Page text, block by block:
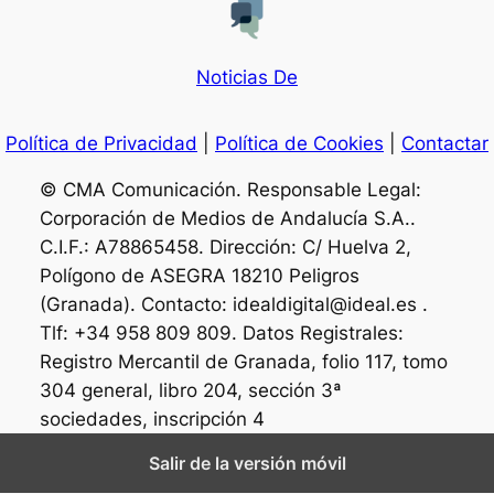
Noticias De
Política de Privacidad Política de Cookies Contactar
© CMA Comunicación. Responsable Legal:
Corporación de Medios de Andalucía S.A..
C.I.F.: A78865458. Dirección: C/ Huelva 2,
Polígono de ASEGRA 18210 Peligros
(Granada). Contacto: idealdigital@ideal.es .
Tlf: +34 958 809 809. Datos Registrales:
Registro Mercantil de Granada, folio 117, tomo
304 general, libro 204, sección 3ª
sociedades, inscripción 4
Salir de la versión móvil